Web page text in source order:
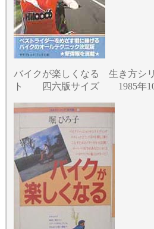
バイクが楽しくなる 生き方
ト 四六版サイズ 1985年10